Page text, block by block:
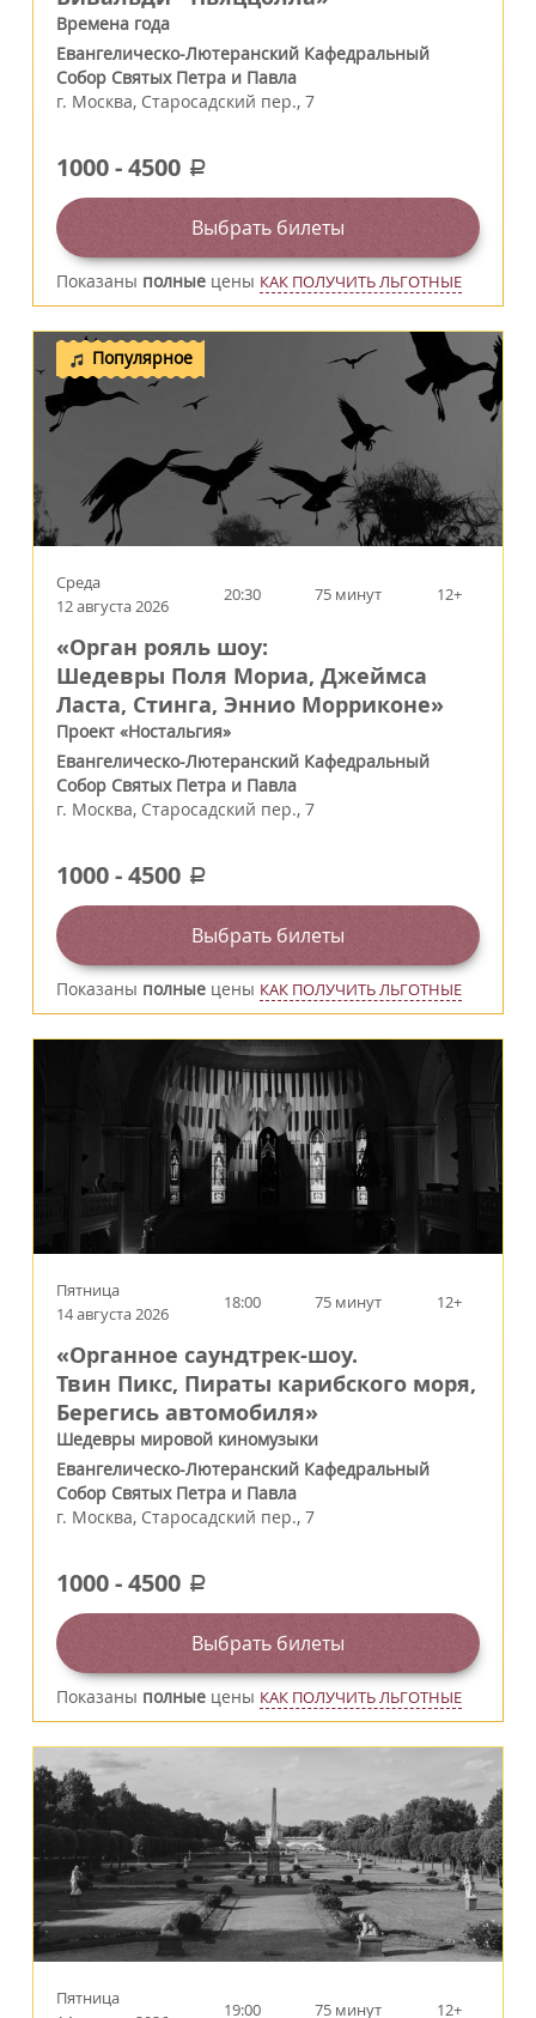
Времена года
Евангелическо-Лютеранский Кафедральный
Собор Святых Петра и Павла
г. Москва, Старосадский пер., 7
1000-4500 a
Выбрать билеты
Показаны полные цены КАК ПОЛУЧИТЬ ЛЬГОТНЫЕ
Популярное
Среда
12 августа 2026
20:30 75 минут 12+
«Орган рояль шоу:
Шедевры Поля Мориа, Джеймса
Ласта, Стинга, Эннио Морриконе»
Проект «Ностальгия»
Евангелическо-Лютеранский Кафедральный
Собор Святых Петра и Павла
г. Москва, Старосадский пер., 7
1000-4500 a
Выбрать билеты
Показаны полные цены КАК ПОЛУЧИТЬ ЛЬГОТНЫЕ
Пятница
14 августа 2026
18:00 75 минут 12+
«Органное саундтрек-шоу.
Твин Пикс, Пираты карибского моря,
Берегись автомобиля»
Шедевры мировой киномузыки
Евангелическо-Лютеранский Кафедральный
Собор Святых Петра и Павла
г. Москва, Старосадский пер., 7
1000-4500 a
Выбрать билеты
Показаны полные цены КАК ПОЛУЧИТЬ ЛЬГОТНЫЕ
Пятница
19:00 75 минут 12+